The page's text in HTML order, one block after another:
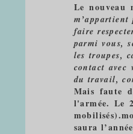
Le nouveau
m’appartient
faire
parmi vous,
les troupes,
contact
du travail,
Mais faute
l'armée. Le
saura